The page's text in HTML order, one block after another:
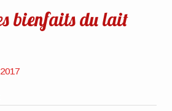
bienfaits du lait